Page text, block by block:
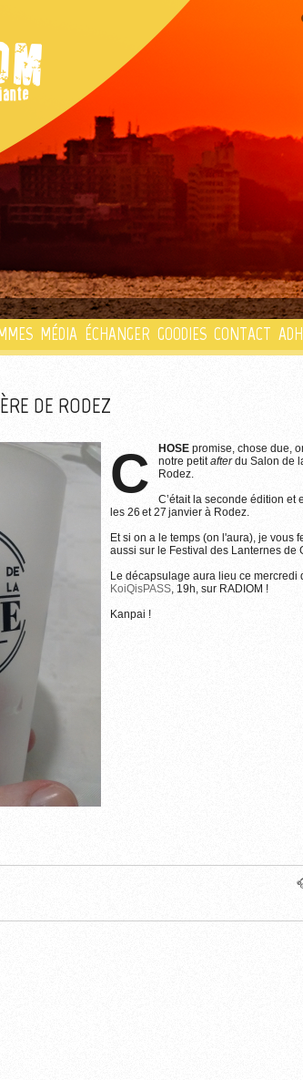
MÉDIA ÉCHANGER GOODIES CONTACT
DE RODEZ
CHOSE promise, chose due,
notre petitafterdu Salon de
Rodez.
C’était la seconde édition et
les 26 et 27 janvier à Rodez.
Et si on a le temps (on l'aura), je vous
aussi sur le Festival des Lanternes de
Le décapsulage aura lieu ce mercredi
KoiQisPASS, 19h, sur RADIOM !
Kanpai !